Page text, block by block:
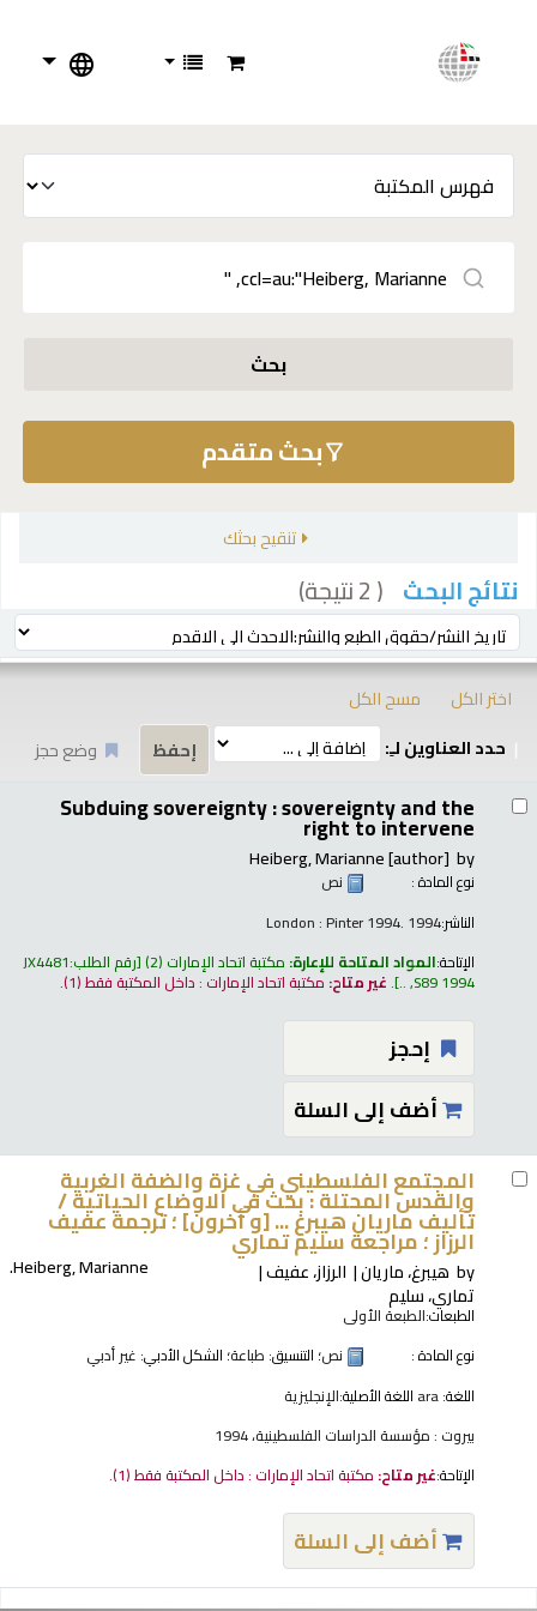
بحث
بحث متقدم
تنقيح بحثك
نتائج البحث ( 2 نتيجة)
ترتيب بواسطة:
اختر الكل
مسح الكل
حدد العناوين لـِ:
وضع حجز
Subduing sovereignty : sovereignty and the
right to intervene
by
Heiberg, Marianne[author]
نوع المادة :
نص
الناشر:London : Pinter 1994. 1994
الإتاحة:المواد المتاحة للإعارة: مكتبة اتحاد الإمارات (2) رقم الطلب:JX4481
S89 1994, ..
.غير متاح:مكتبة اتحاد الإمارات : داخل المكتبة فقط(1).
إحجز
أضف إلى السلة
المجتمع الفلسطيني في غزة والضفة الغربية
والقدس المحتلة : بحث في الاوضاع الحياتية /
تأليف ماريان هيبرغ ... [و أخرون] ؛ ترجمة عفيف
الرزاز ؛ مراجعة سليم تماري
Heiberg, Marianne. by هيبرغ، ماريان الرزاز، عفيف
تماري، سليم
الطبعات:الطبعة الأولى
نوع المادة :
نص؛ التنسيق: طباعة؛ الشكل الأدبي: غير أدبي
اللغة:ara اللغة الأصلية:الإنجليزية
بيروت : مؤسسة الدراسات الفلسطينية، 1994
الإتاحة:غير متاح: مكتبة اتحاد الإمارات : داخل المكتبة فقط(1).
أضف إلى السلة